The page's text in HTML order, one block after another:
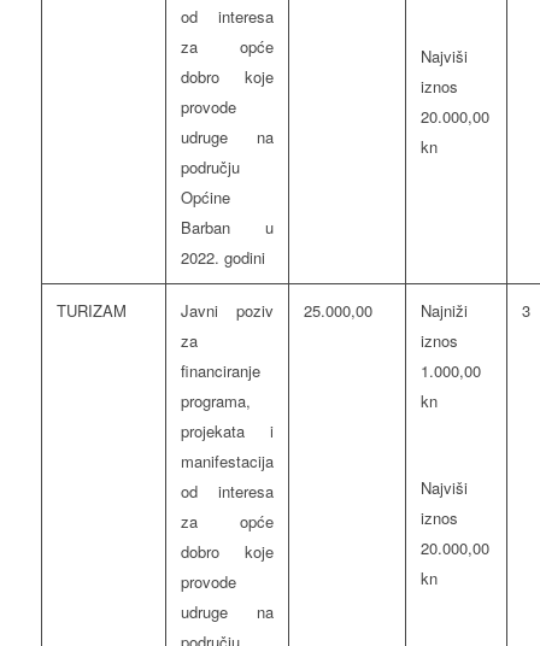
od interesa
za opće
dobro koje
provode
udruge na
području
Općine
Barban u
2022. godini
Najviši
iznos
20.000,00
kn
TURIZAM
Javni poziv
za
financiranje
programa,
projekata i
manifestacija
od interesa
za opće
dobro koje
provode
udruge na
25.000,00
Najniži
iznos
1.000,00
kn
Najviši
iznos
20.000,00
kn
3